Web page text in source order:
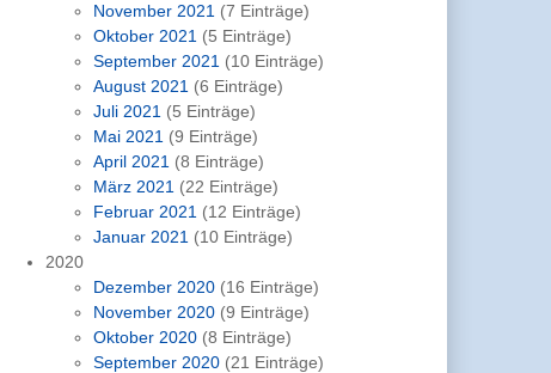
November 2021 (7 Einträge)
Oktober 2021 (5 Einträge)
September 2021 (10 Einträge)
August 2021 (6 Einträge)
Juli 2021 (5 Einträge)
Mai 2021 (9 Einträge)
April 2021 (8 Einträge)
März 2021 (22 Einträge)
Februar 2021 (12 Einträge)
Januar 2021 (10 Einträge)
2020
Dezember 2020 (16 Einträge)
November 2020 (9 Einträge)
Oktober 2020 (8 Einträge)
September 2020 (21 Einträge)